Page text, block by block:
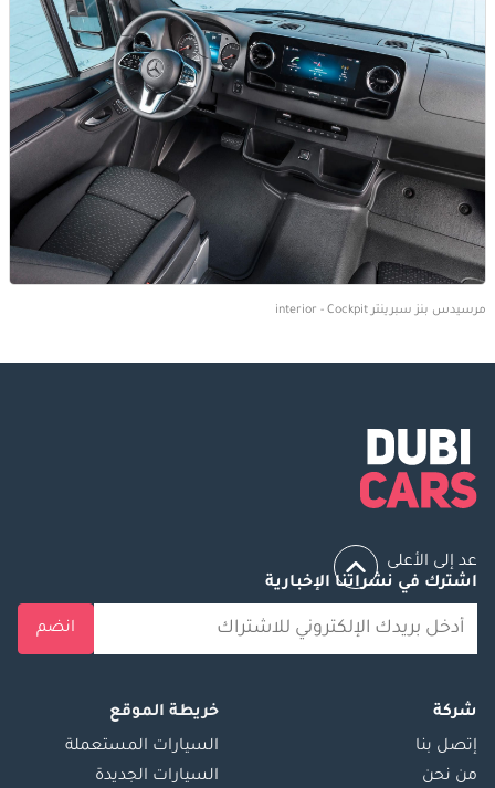
مرسيدس بنز سبرينتر interior - Cockpit
عد إلى الأعلى
اشترك في نشراتنا الإخبارية
انضم
شركة
إتصل بنا
من نحن
خريطة الموقع
السيارات المستعملة
السيارات الجديدة